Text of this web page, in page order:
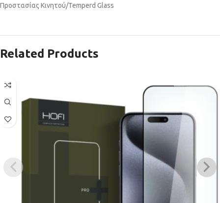
Προστασίας Κινητού/Temperd Glass
Related Products